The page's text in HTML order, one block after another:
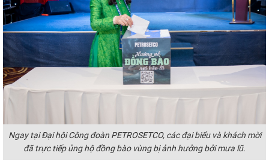
Ngay tại Đại hội Công đoàn PETROSETCO, các đại biểu và khách mời
đã trực tiếp ủng hộ đồng bào vùng bị ảnh hưởng bởi mưa lũ.